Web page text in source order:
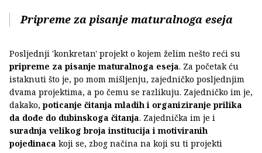
Pripreme za pisanje maturalnoga eseja
Posljednji 'konkretan' projekt o kojem želim nešto reći su
pripreme za pisanje maturalnoga eseja. Za početak ću
istaknuti što je, po mom mišljenju, zajedničko posljednjim
dvama projektima, a po čemu se razlikuju. Zajedničko im je,
dakako, poticanje čitanja mladih i organiziranje prilika
da dođe do dubinskoga čitanja. Zajednička im je i
suradnja velikog broja institucija i motiviranih
pojedinaca koji se, zbog načina na koji su ti projekti